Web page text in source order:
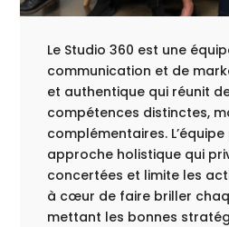
Le Studio 360 est une
communication et de
et authentique qui réunit
compétences distinctes,
complémentaires.
approche holistique qui
concertées et limite les
à cœur de faire briller
mettant les bonnes